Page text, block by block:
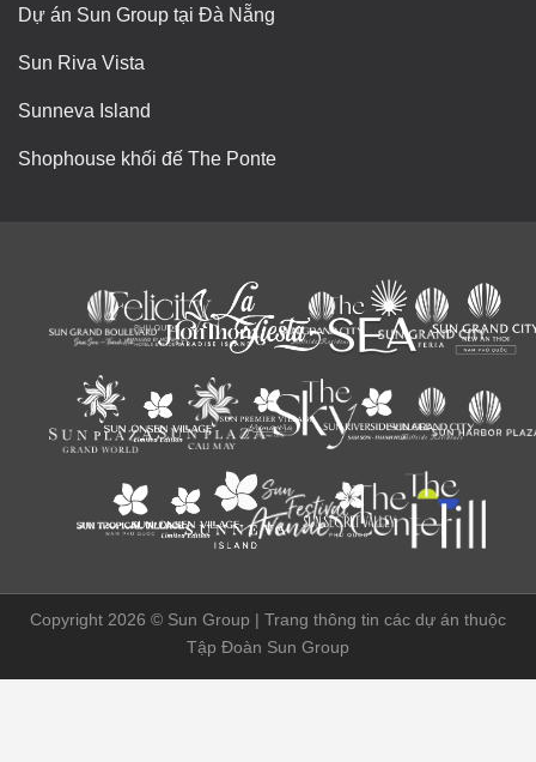
Dự án Sun Group tại Đà Nẵng
Sun Riva Vista
Sunneva Island
Shophouse khối đế The Ponte
Copyright 2026 © Sun Group | Trang thông tin các dự án thuộc
Tập Đoàn Sun Group